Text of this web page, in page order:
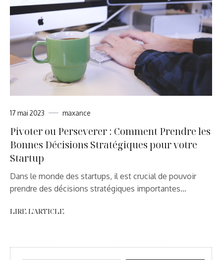
17 mai 2023 maxance
Pivoter ou Perseverer : Comment Prendre les
Bonnes Décisions Stratégiques pour votre
Startup
Dans le monde des startups, il est crucial de pouvoir
prendre des décisions stratégiques importantes…
LIRE L'ARTICLE